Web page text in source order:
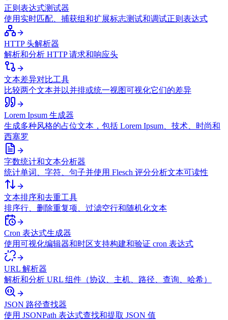
正则表达式测试器
使用实时匹配、捕获组和扩展标志测试和调试正则表达式
HTTP 头解析器
解析和分析 HTTP 请求和响应头
文本差异对比工具
比较两个文本并以并排或统一视图可视化它们的差异
Lorem Ipsum 生成器
生成多种风格的占位文本，包括 Lorem Ipsum、技术、时尚和
西塞罗
字数统计和文本分析器
统计单词、字符、句子并使用 Flesch 评分分析文本可读性
文本排序和去重工具
排序行、删除重复项、过滤空行和随机化文本
Cron 表达式生成器
使用可视化编辑器和时区支持构建和验证 cron 表达式
URL 解析器
解析和分析 URL 组件（协议、主机、路径、查询、哈希）
JSON 路径查找器
使用 JSONPath 表达式查找和提取 JSON 值